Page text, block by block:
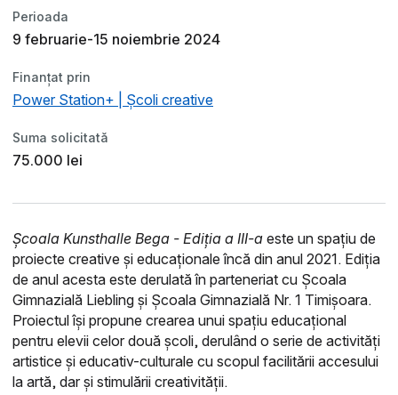
Perioada
9 februarie-15 noiembrie 2024
Finanțat prin
Power Station+ | Școli creative
Suma solicitată
75.000 lei
Școala Kunsthalle Bega - Ediția a III-a este un spațiu de
proiecte creative și educaționale încă din anul 2021. Ediția
de anul acesta este derulată în parteneriat cu Școala
Gimnazială Liebling și Școala Gimnazială Nr. 1 Timișoara.
Proiectul își propune crearea unui spațiu educațional
pentru elevii celor două școli, derulând o serie de activități
artistice și educativ-culturale cu scopul facilitării accesului
la artă, dar și stimulării creativității.